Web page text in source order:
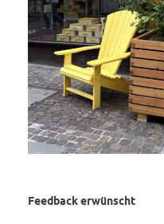
Feedback erwünscht